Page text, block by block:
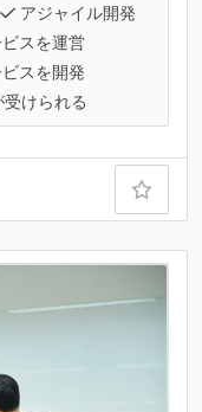
アジャイル開発
スを運営
スを開発
けられる